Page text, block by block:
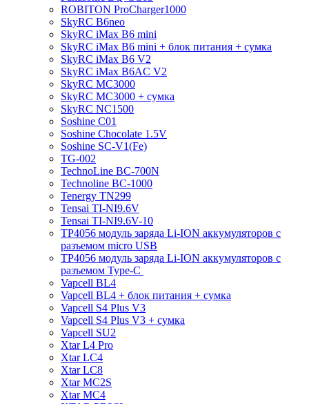
ROBITON ProCharger1000
SkyRC B6neo
SkyRC iMax B6 mini
SkyRC iMax B6 mini + блок питания + сумка
SkyRC iMax B6 V2
SkyRC iMax B6AC V2
SkyRC MC3000
SkyRC MC3000 + сумка
SkyRC NC1500
Soshine C01
Soshine Chocolate 1.5V
Soshine SC-V1(Fe)
TG-002
TechnoLine BC-700N
Technoline BC-1000
Tenergy TN299
Tensai TI-NI9.6V
Tensai TI-NI9.6V-10
TP4056 модуль заряда Li-ION аккумуляторов с
разъемом micro USB
TP4056 модуль заряда Li-ION аккумуляторов с
разъемом Type-C
Vapcell BL4
Vapcell BL4 + блок питания + сумка
Vapcell S4 Plus V3
Vapcell S4 Plus V3 + сумка
Vapcell SU2
Xtar L4 Pro
Xtar LC4
Xtar LC8
Xtar MC2S
Xtar MC4